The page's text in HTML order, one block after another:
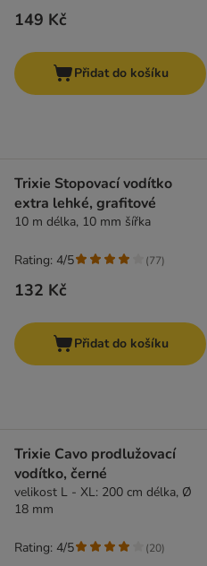
149 Kč
Přidat do košíku
Trixie Stopovací vodítko
extra lehké, grafitové
10 m délka, 10 mm šířka
132 Kč
Rating: 4/5 (77)
Přidat do košíku
Trixie Cavo prodlužovací
vodítko, černé
velikost L - XL: 200 cm délka, Ø
18 mm
Rating: 4/5 (20)